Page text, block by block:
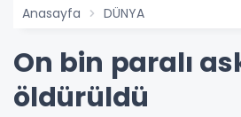
Anasayfa DÜNYA
On bin paralı
öldürüldü